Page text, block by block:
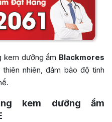
kem dưỡng ẩm Blackmores
nhiên, đảm bảo độ tinh
kem dưỡng ẩm